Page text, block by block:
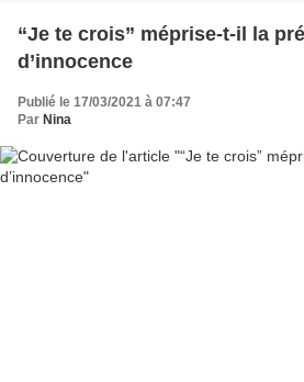
“Je te crois” méprise-t-il la
d’innocence
Publié le 17/03/2021 à 07:47
Par Nina